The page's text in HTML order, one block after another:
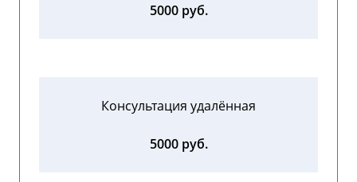
5000 руб.
Консультация удалённая
5000 руб.